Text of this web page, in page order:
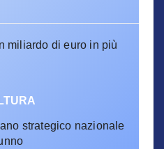
miliardo di euro in più
strategico nazionale